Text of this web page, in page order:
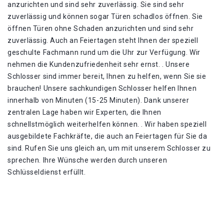
anzurichten und sind sehr zuverlässig. Sie sind sehr
zuverlässig und können sogar Türen schadlos öffnen. Sie
öffnen Türen ohne Schaden anzurichten und sind sehr
zuverlässig. Auch an Feiertagen steht Ihnen der speziell
geschulte Fachmann rund um die Uhr zur Verfügung. Wir
nehmen die Kundenzufriedenheit sehr ernst. . Unsere
Schlosser sind immer bereit, Ihnen zu helfen, wenn Sie sie
brauchen! Unsere sachkundigen Schlosser helfen Ihnen
innerhalb von Minuten (15-25 Minuten). Dank unserer
zentralen Lage haben wir Experten, die Ihnen
schnellstmöglich weiterhelfen können. . Wir haben speziell
ausgebildete Fachkräfte, die auch an Feiertagen für Sie da
sind. Rufen Sie uns gleich an, um mit unserem Schlosser zu
sprechen. Ihre Wünsche werden durch unseren
Schlüsseldienst erfüllt.